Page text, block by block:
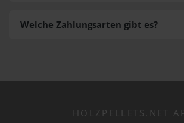
Welche Zahlungsarten gibt es?
HOLZPELLETS.NET